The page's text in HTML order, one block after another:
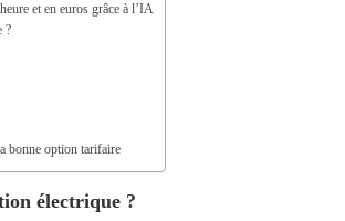
et en euros grâce à l’IA
?
bonne option tarifaire
électrique ?